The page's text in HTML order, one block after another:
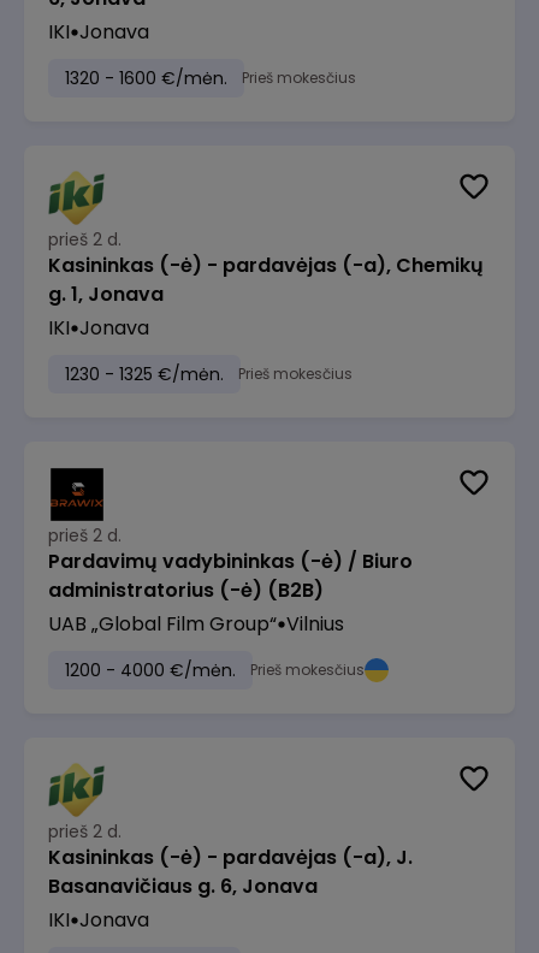
IKI Jonava
1320 - 1600 €/mėn. Prieš mokesčius
prieš 2 d.
Kasininkas (-ė) - pardavėjas (-a), Chemikų
g. 1, Jonava
IKI Jonava
1230 - 1325 €/mėn. Prieš mokesčius
prieš 2 d.
Pardavimų vadybininkas (-ė) / Biuro
administratorius (-ė) (B2B)
UAB „Global Film Group“ Vilnius
1200 - 4000 €/mėn. Prieš mokesčius
prieš 2 d.
Kasininkas (-ė) - pardavėjas (-a), J.
Basanavičiaus g. 6, Jonava
IKI Jonava